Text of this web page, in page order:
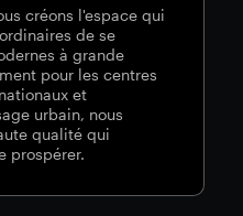
Mise à jour commerciale
créons l'espace qui
de se
à grande
pour les centres
et
urbain, nous
qualité qui
prospérer.